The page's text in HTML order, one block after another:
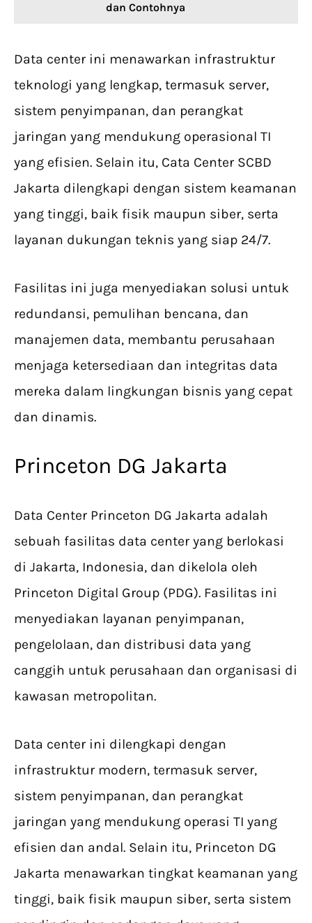
dan Contohnya
Data center ini menawarkan infrastruktur
teknologi yang lengkap, termasuk server,
sistem penyimpanan, dan perangkat
jaringan yang mendukung operasional TI
yang efisien. Selain itu, Cata Center SCBD
Jakarta dilengkapi dengan sistem keamanan
yang tinggi, baik fisik maupun siber, serta
layanan dukungan teknis yang siap 24/7.
Fasilitas ini juga menyediakan solusi untuk
redundansi, pemulihan bencana, dan
manajemen data, membantu perusahaan
menjaga ketersediaan dan integritas data
mereka dalam lingkungan bisnis yang cepat
dan dinamis.
Princeton DG Jakarta
Data Center Princeton DG Jakarta adalah
sebuah fasilitas data center yang berlokasi
di Jakarta, Indonesia, dan dikelola oleh
Princeton Digital Group (PDG). Fasilitas ini
menyediakan layanan penyimpanan,
pengelolaan, dan distribusi data yang
canggih untuk perusahaan dan organisasi di
kawasan metropolitan.
Data center ini dilengkapi dengan
infrastruktur modern, termasuk server,
sistem penyimpanan, dan perangkat
jaringan yang mendukung operasi TI yang
efisien dan andal. Selain itu, Princeton DG
Jakarta menawarkan tingkat keamanan yang
tinggi, baik fisik maupun siber, serta sistem